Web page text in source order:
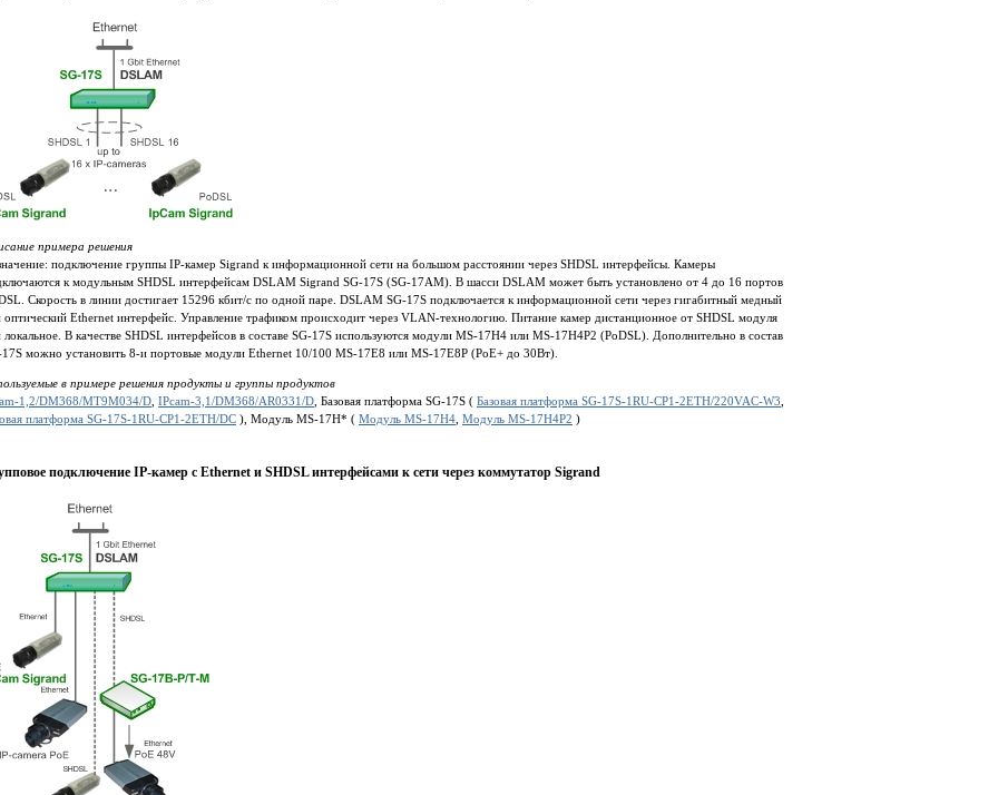
примера решения
подключение группы IP-камер Sigrand к информационной сети на большом расстоянии через SHDSL интерфейсы. Камеры
к модульным SHDSL интерфейсам DSLAM Sigrand SG-17S (SG-17AM). В шасси DSLAM может быть установлено от 4 до 16 портов
Скорость в линии достигает 15296 кбит/c по одной паре. DSLAM SG-17S подключается к информационной сети через гигабитный медный
оптический Ethernet интерфейс. Управление трафиком происходит через VLAN-технологию. Питание камер дистанционное от SHDSL модуля
локальное. В качестве SHDSL интерфейсов в составе SG-17S используются модули MS-17H4 или MS-17H4P2 (PoDSL). Дополнительно в состав
17S можно установить 8-и портовые модули Ethernet 10/100 MS-17E8 или MS-17E8P (PoE+ до 30Вт).
в примере решения продукты и группы продуктов
1,2/DM368/MT9M034/D IPcam-3,1/DM368/AR0331/D , Базовая платформа SG-17S ( Базовая платформа SG-17S-1RU-CP1-2ETH/220VAC-W3
платформа SG-17S-1RU-CP1-2ETH/DC ), Модуль MS-17H* ( Модуль MS-17H4 Модуль MS-17H4P2 )
подключение IP-камер с Ethernet и SHDSL интерфейсами к сети через коммутатор Sigrand